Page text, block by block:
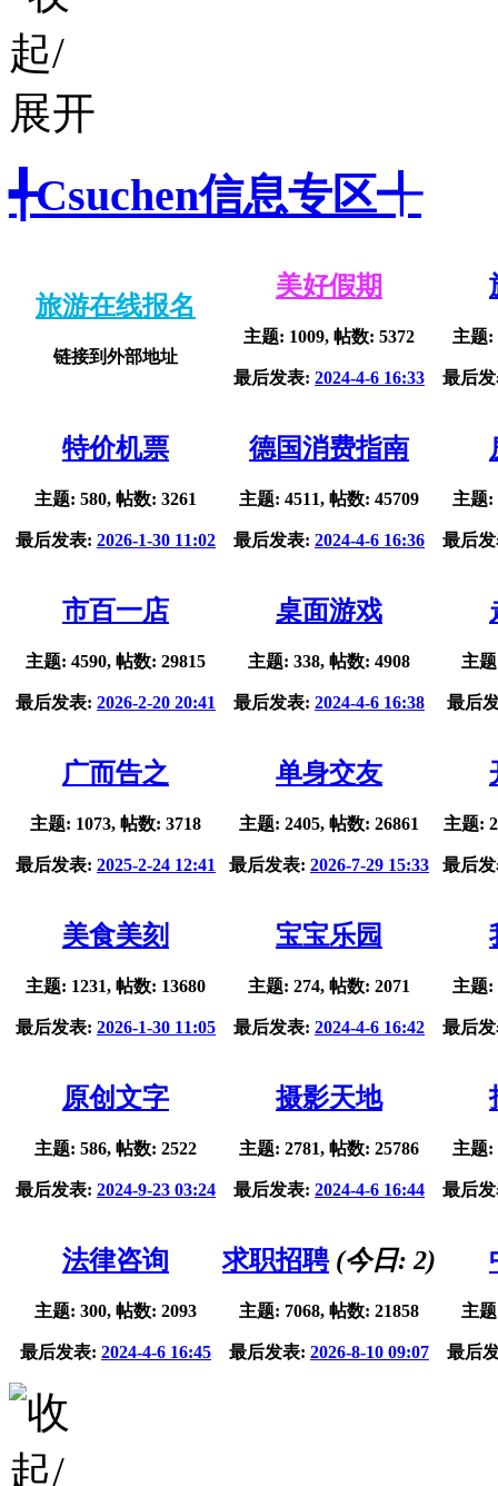
╃Csuchen信息专区╃
旅游在线报名
链接到外部地址
美好假期
主题: 1009, 帖数: 5372
最后发表: 2024-4-6 16:33
主题:
最后
特价机票
主题: 580, 帖数: 3261
最后发表: 2026-1-30 11:02
德国消费指南
主题: 4511, 帖数: 45709
最后发表: 2024-4-6 16:36
主题:
最后
市百一店
主题: 4590, 帖数: 29815
最后发表: 2026-2-20 20:41
桌面游戏
主题: 338, 帖数: 4908
最后发表: 2024-4-6 16:38
主
最后
广而告之
主题: 1073, 帖数: 3718
最后发表: 2025-2-24 12:41
单身交友
主题: 2405, 帖数: 26861
最后发表: 2026-7-29 15:33
主题:
最后
美食美刻
主题: 1231, 帖数: 13680
最后发表: 2026-1-30 11:05
宝宝乐园
主题: 274, 帖数: 2071
最后发表: 2024-4-6 16:42
主题:
最后
原创文字
主题: 586, 帖数: 2522
最后发表: 2024-9-23 03:24
摄影天地
主题: 2781, 帖数: 25786
最后发表: 2024-4-6 16:44
主题:
最后
法律咨询
主题: 300, 帖数: 2093
最后发表: 2024-4-6 16:45
求职招聘(今日: 2)
主题: 7068, 帖数: 21858
最后发表: 2026-8-10 09:07
主
最后